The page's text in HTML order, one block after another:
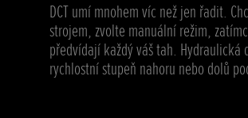
DCT umí mnohem víc než jen řadit.
strojem, zvolte manuální režim,
předvídají každý váš tah. Hydraulická
rychlostní stupeň nahoru nebo dolů